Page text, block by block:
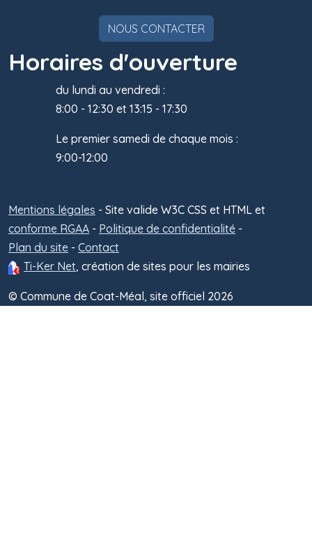
NOUS CONTACTER
Horaires d'ouverture
du lundi au vendredi :
8:00 - 12:30 et 13:15 - 17:30
Le premier samedi de chaque mois :
9:00-12:00
Mentions légales - Site valide W3C CSS et HTML et
conforme RGAA - Politique de confidentialité -
Plan du site - Contact
Ti-Ker Net, création de sites pour les mairies
© Commune de Coat-Méal, site officiel 2026